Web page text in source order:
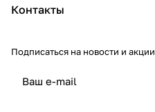
Контакты
Подписаться на новости и акции